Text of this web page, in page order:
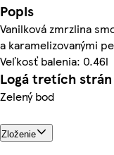
Popis
Vanilková zmrzlina
a karamelizovanými
Veľkosť balenia: 0.46l
Logá tretích strán
Zelený bod
Zloženie